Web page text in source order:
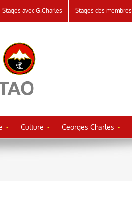
Stages avec G.Charles Stages des membres
Culture Georges Charles